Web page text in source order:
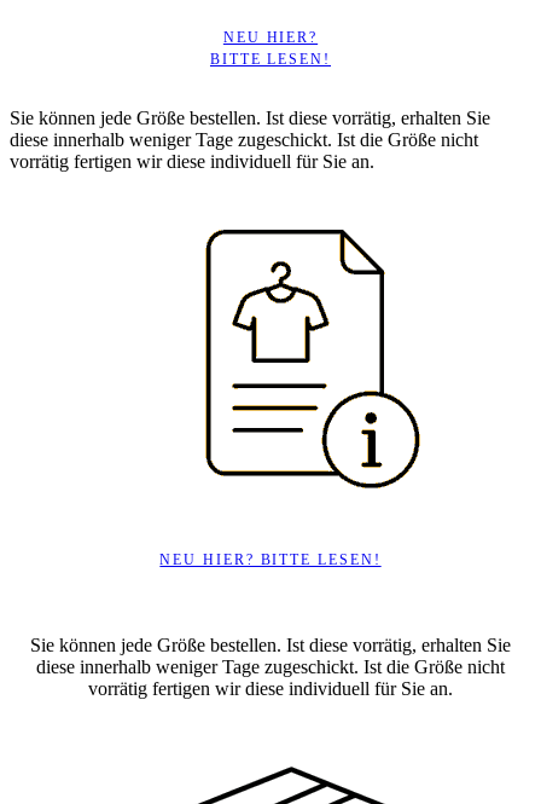
NEU HIER?
BITTE LESEN!
Sie können jede Größe bestellen. Ist diese vorrätig, erhalten Sie
diese innerhalb weniger Tage zugeschickt. Ist die Größe nicht
vorrätig fertigen wir diese individuell für Sie an.
NEU HIER? BITTE LESEN!
Sie können jede Größe bestellen. Ist diese vorrätig, erhalten Sie
diese innerhalb weniger Tage zugeschickt. Ist die Größe nicht
vorrätig fertigen wir diese individuell für Sie an.